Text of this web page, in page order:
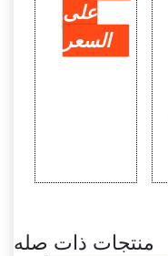
على
السعر
منتجات ذات صله